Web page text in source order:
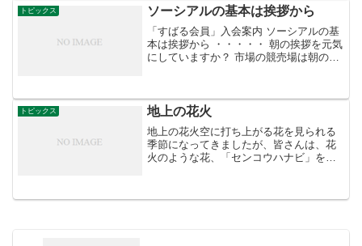
けで５億円の販売を達成した怪物男。し
かも築地市場だから大型量...
トピックス ソーシアルの基本は挨拶から
「すばる会員」入会案内 ソーシアルの基
本は挨拶から ・・・・・ 朝の挨拶を元気
にしていますか？ 市場の競売場は朝の社
トピックス 地上の花火
地上の花火空に打ち上がる花を見られる
季節になってきましたが、皆さんは、花
火のような花、「センコウハナビ」をご